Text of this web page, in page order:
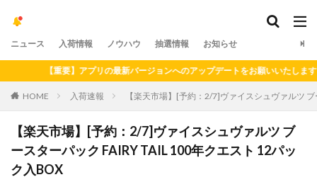
ニュース 入荷情報 ノウハウ 抽選情報 お知らせ
【重要】アプリの最新バージョンへのアップデートをお願いいたします（
HOME 入荷速報 【楽天市場】[予約：2/7]ヴァイスシュヴァルツ
【楽天市場】[予約：2/7]ヴァイスシュヴァルツ ブ
ースターパック FAIRY TAIL 100年クエスト 12パッ
ク入BOX